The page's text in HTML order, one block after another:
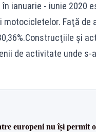
ianuarie - iunie 2020
Faţă de
şi
de activitate unde
europeni nu își permit